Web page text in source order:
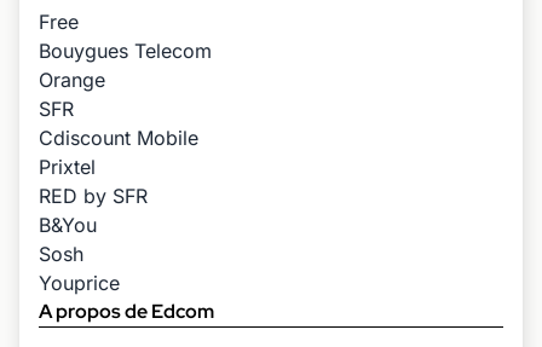
Free
Bouygues Telecom
Orange
SFR
Cdiscount Mobile
Prixtel
RED by SFR
B&You
Sosh
Youprice
A propos de Edcom